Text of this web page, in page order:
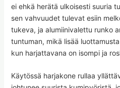
ei ehkä herätä ulkoisesti suuria
sen vahvuudet tulevat esiin
tukeva, ja alumiinivalettu runko
tuntuman, mikä lisää
kun harjattavana on isompi ja
Käytössä harjakone rullaa